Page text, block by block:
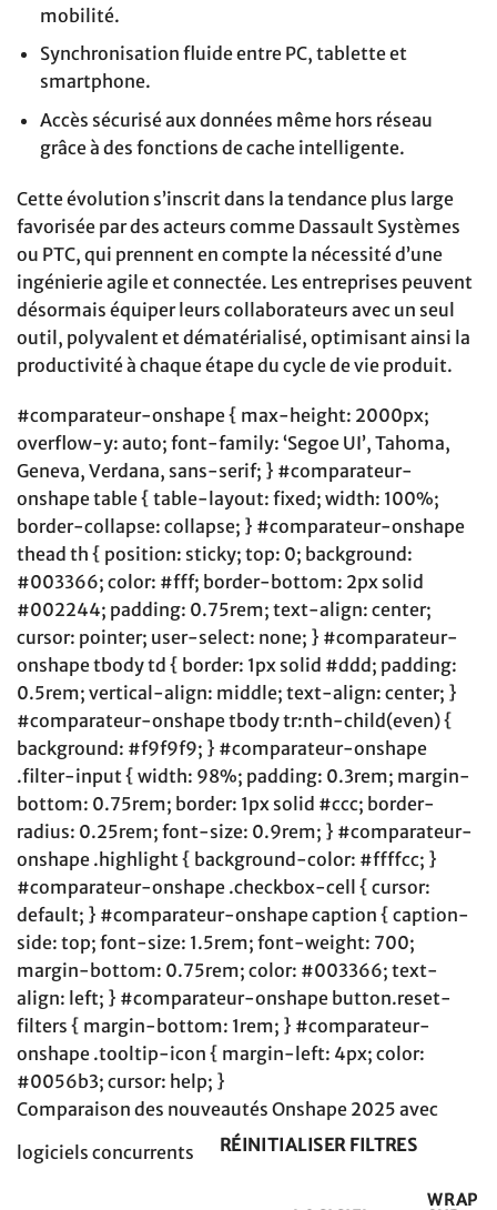
mobilité.
Synchronisation fluide entre PC, tablette et
smartphone.
Accès sécurisé aux données même hors réseau
grâce à des fonctions de cache intelligente.
Cette évolution s’inscrit dans la tendance plus large
favorisée par des acteurs comme Dassault Systèmes
ou PTC, qui prennent en compte la nécessité d’une
ingénierie agile et connectée. Les entreprises peuvent
désormais équiper leurs collaborateurs avec un seul
outil, polyvalent et dématérialisé, optimisant ainsi la
productivité à chaque étape du cycle de vie produit.
#comparateur-onshape { max-height: 2000px;
overflow-y: auto; font-family: ‘Segoe UI’, Tahoma,
Geneva, Verdana, sans-serif; } #comparateur-
onshape table { table-layout: fixed; width: 100%;
border-collapse: collapse; } #comparateur-onshape
thead th { position: sticky; top: 0; background:
#003366; color: #fff; border-bottom: 2px solid
#002244; padding: 0.75rem; text-align: center;
cursor: pointer; user-select: none; } #comparateur-
onshape tbody td { border: 1px solid #ddd; padding:
0.5rem; vertical-align: middle; text-align: center; }
#comparateur-onshape tbody tr:nth-child(even) {
background: #f9f9f9; } #comparateur-onshape
.filter-input { width: 98%; padding: 0.3rem; margin-
bottom: 0.75rem; border: 1px solid #ccc; border-
radius: 0.25rem; font-size: 0.9rem; } #comparateur-
onshape .highlight { background-color: #ffffcc; }
#comparateur-onshape .checkbox-cell { cursor:
default; } #comparateur-onshape caption { caption-
side: top; font-size: 1.5rem; font-weight: 700;
margin-bottom: 0.75rem; color: #003366; text-
align: left; } #comparateur-onshape button.reset-
filters { margin-bottom: 1rem; } #comparateur-
onshape .tooltip-icon { margin-left: 4px; color:
#0056b3; cursor: help; }
Comparaison des nouveautés Onshape 2025 avec
logiciels concurrents
RÉINITIALISER FILTRES
WRAP